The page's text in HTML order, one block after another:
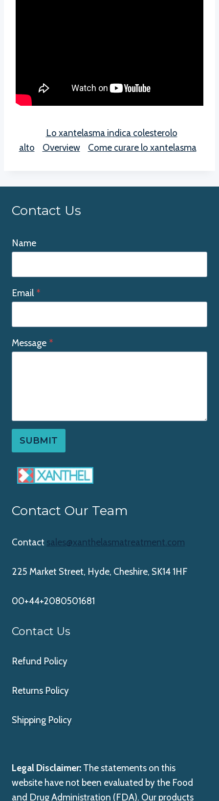
Lo xantelasma indica colesterolo
alto
Overview Come curare lo xantelasma
Contact Us
Name
Email *
Message *
SUBMIT
Contact Our Team
Contact sales@xanthelasmatreatment.com
225 Market Street, Hyde, Cheshire, SK14 1HF
00+44+2080501681
Contact Us
Refund Policy
Returns Policy
Shipping Policy
Legal Disclaimer: The statements on this
website have not been evaluated by the Food
and Drug Administration (FDA). Our products